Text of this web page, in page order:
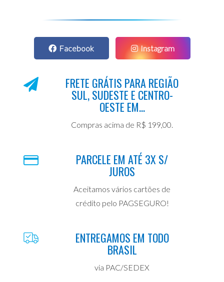
Facebook Instagram
FRETE GRÁTIS PARA REGIÃO
SUL, SUDESTE E CENTRO-
OESTE EM...
Compras acima de R$ 199,00.
PARCELE EM ATÉ 3X S/
JUROS
Aceitamos vários cartões de
crédito pelo PAGSEGURO!
ENTREGAMOS EM TODO
BRASIL
via PAC/SEDEX